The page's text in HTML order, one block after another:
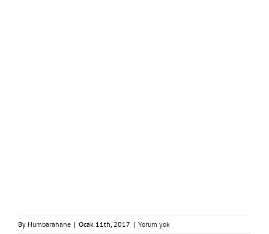
By Humbarahane | Ocak 11th, 2017 | Yorum yok